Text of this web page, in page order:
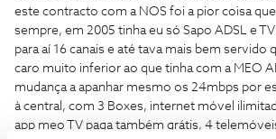
este contracto com a NOS foi a pior coisa
sempre, em 2005 tinha eu só Sapo ADSL e
para aí 16 canais e até tava mais bem servido
caro muito inferior ao que tinha com a MEO
mudança a apanhar mesmo os 24mbps por
à central, com 3 Boxes, internet móvel
app meo TV paga também grátis, 4